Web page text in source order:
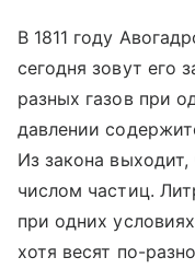
В 1811 году
сегодня зовут его
разных газов при
давлении
Из закона выходит,
числом частиц.
при одних
хотя весят по-